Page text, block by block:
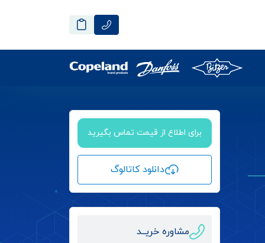
برای اطلاع از قیمت تماس بگیرید
دانلود کاتالوگ
مشاوره خریــد